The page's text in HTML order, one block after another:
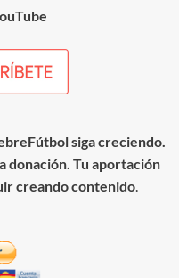
siga creciendo.
donación. Tu aportación
creando contenido.